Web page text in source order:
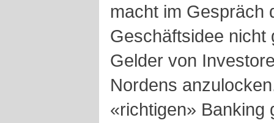
macht im Gespräch
Geschäftsidee nicht
Gelder von
Nordens
«richtigen» Banking